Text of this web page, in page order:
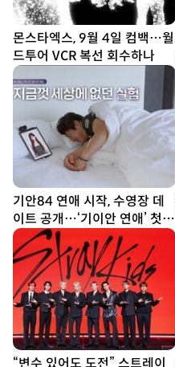
몬스타엑스, 9월 4일 컴백…월
드투어 VCR 복선 회수하나
기안84 연애 시작, 수영장 데
이트 공개…‘기이안 연애’ 첫
티저
“변수 있어도 도전” 스트레이